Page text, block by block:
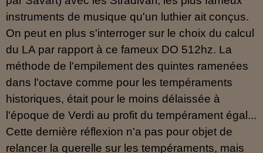
instruments de musique qu'un luthier ait conçus.
On peut en plus s'interroger sur le choix du calcul
du LA par rapport à ce fameux DO 512hz. La
méthode de l'empilement des quintes ramenées
dans l'octave comme pour les tempéraments
historiques, était pour le moins délaissée à
l'époque de Verdi au profit du tempérament égal...
Cette dernière réflexion n'a pas pour objet de
relancer la querelle sur les tempéraments, mais